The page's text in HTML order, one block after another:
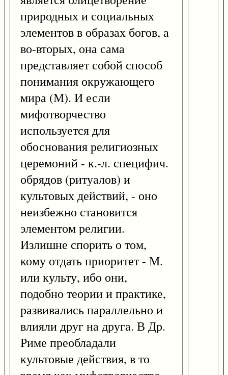
природных и социальных
элементов в образах богов, а
во-вторых, она сама
представляет собой способ
понимания окружающего
мира (М). И если
мифотворчество
используется для
обоснования религиозных
церемоний - к.-л. специфич.
обрядов (ритуалов) и
культовых действий, - оно
неизбежно становится
элементом религии.
Излишне спорить о том,
кому отдать приоритет - М.
или культу, ибо они,
подобно теории и практике,
развивались параллельно и
влияли друг на друга. В Др.
Риме преобладали
культовые действия, в то